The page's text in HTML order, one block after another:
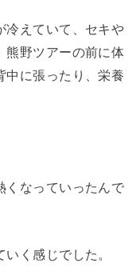
冷えていて、セキや
熊野ツアーの前に体
中に張ったり、栄養
くなっていったんで
く感じでした。